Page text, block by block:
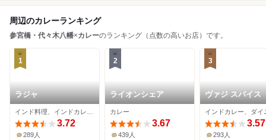
周辺のカレーランキング
参宮橋・代々木八幡×カレーのランキング（点数の高いお店）です。
1
ラジャ
3.72
289人
2
ライオンシェア
カレー
3.67
439人
3
ヴァジ スパイス
3.57
293人